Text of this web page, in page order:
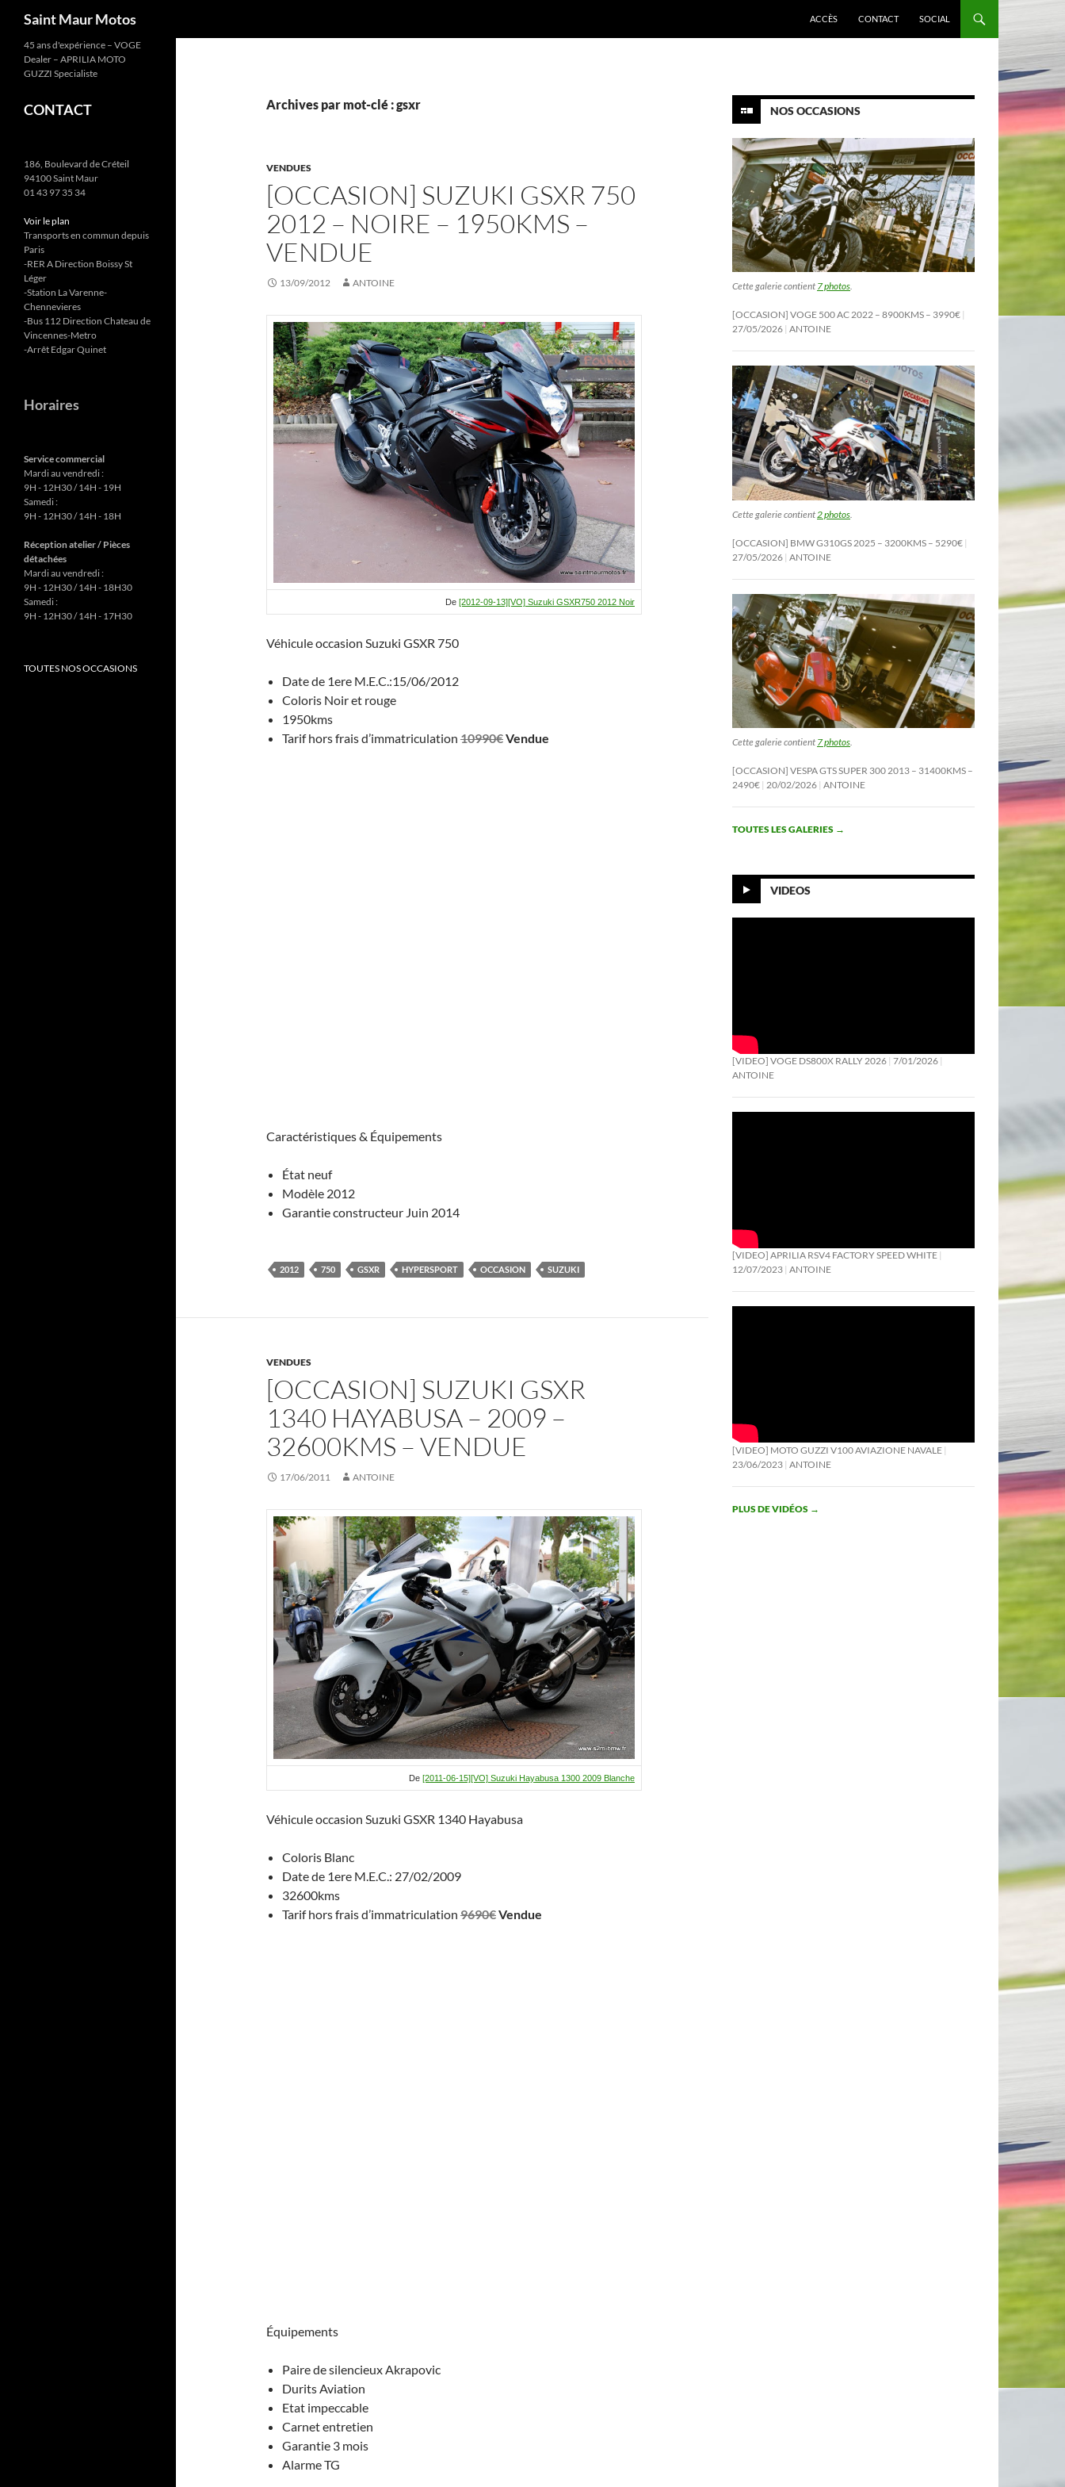
Aller
Saint Maur Motos ACCÈS CONTACT SOCIAL
Archives par mot-clé : gsxr
VENDUES
[OCCASION] SUZUKI GSXR 750
2012 – NOIRE – 1950KMS –
VENDUE
13/09/2012 ANTOINE
De [2012-09-13][VO] Suzuki GSXR750 2012 Noir
Véhicule occasion Suzuki GSXR 750
Date de 1ere M.E.C.:15/06/2012
Coloris Noir et rouge
1950kms
Tarif hors frais d’immatriculation 10990€Vendue
Caractéristiques & Équipements
État neuf
Modèle 2012
Garantie constructeur Juin 2014
2012 750 GSXR HYPERSPORT OCCASION SUZUKI
VENDUES
[OCCASION] SUZUKI GSXR
1340 HAYABUSA – 2009 –
32600KMS – VENDUE
17/06/2011 ANTOINE
De [2011-06-15][VO] Suzuki Hayabusa 1300 2009 Blanche
Véhicule occasion Suzuki GSXR 1340 Hayabusa
Coloris Blanc
Date de 1ere M.E.C.: 27/02/2009
32600kms
Tarif hors frais d’immatriculation 9690€Vendue
Équipements
Paire de silencieux Akrapovic
Durits Aviation
Etat impeccable
Carnet entretien
Garantie 3 mois
Alarme TG
NOS OCCASIONS
Cette galerie contient 7 photos.
[OCCASION] VOGE 500 AC 2022 – 8900KMS – 3990€
27/05/2026 ANTOINE
Cette galerie contient 2 photos
[OCCASION] BMW G310GS 2025 – 3200KMS – 5290€
27/05/2026 ANTOINE
Cette galerie contient 7 photos.
[OCCASION] VESPA GTS SUPER 300 2013 – 31400KMS –
2490€ 20/02/2026 ANTOINE
TOUTES LES GALERIES →
VIDEOS
[VIDEO] VOGE DS800X RALLY 2026 7/01/2026
ANTOINE
[VIDEO] APRILIA RSV4 FACTORY SPEED WHITE
12/07/2023 ANTOINE
[VIDEO] MOTO GUZZI V100 AVIAZIONE NAVALE
23/06/2023 ANTOINE
PLUS DE VIDÉOS →
45 ans d'expérience – VOGE
Dealer – APRILIA MOTO
GUZZI Specialiste
CONTACT
186, Boulevard de Créteil
94100 Saint Maur
01 43 97 35 34
Voir le plan
Transports en commun depuis
Paris
-RER A Direction Boissy St
Léger
-Station La Varenne-
Chennevieres
-Bus 112 Direction Chateau de
Vincennes-Metro
-Arrêt Edgar Quinet
Horaires
Service commercial
Mardi au vendredi :
9H - 12H30 / 14H - 19H
Samedi :
9H - 12H30 / 14H - 18H
Réception atelier / Pièces
détachées
Mardi au vendredi :
9H - 12H30 / 14H - 18H30
Samedi :
9H - 12H30 / 14H - 17H30
TOUTES NOS OCCASIONS